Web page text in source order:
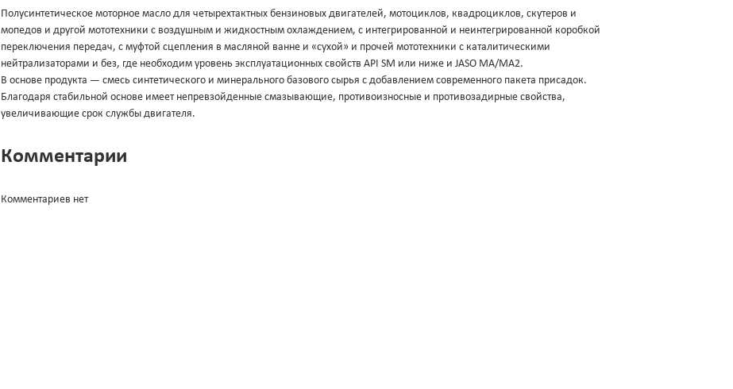
Полусинтетическое моторное масло для четырехтактных бензиновых двигателей, мотоциклов, квадроциклов, скутеров и
мопедов и другой мототехники с воздушным и жидкостным охлаждением, с интегрированной и неинтегрированной коробкой
переключения передач, с муфтой сцепления в масляной ванне и «сухой» и прочей мототехники с каталитическими
нейтрализаторами и без, где необходим уровень эксплуатационных свойств API SM или ниже и JASO MA/MA2.
В основе продукта — смесь синтетического и минерального базового сырья с добавлением современного пакета присадок.
Благодаря стабильной основе имеет непревзойденные смазывающие, противоизносные и противозадирные свойства,
увеличивающие срок службы двигателя.
Комментарии
Комментариев нет